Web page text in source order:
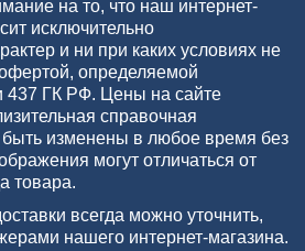
на то, что наш интернет-
исключительно
и ни при каких условиях не
определяемой
437 ГК РФ. Цены на сайте
справочная
изменены в любое время без
могут отличаться от
товара.
всегда можно уточнить,
нашего интернет-магазина.